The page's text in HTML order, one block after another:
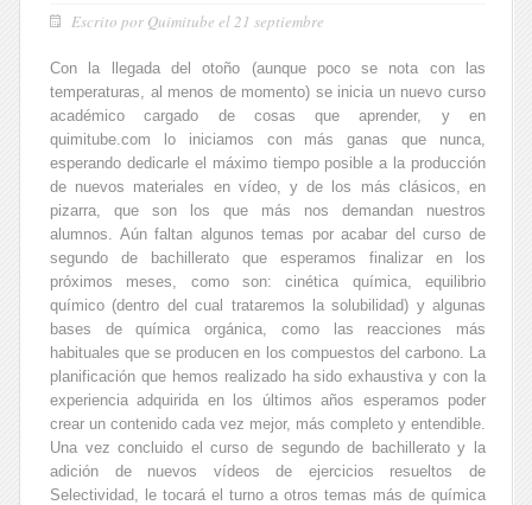
Escrito por Quimitube el 21 septiembre
Con la llegada del otoño (aunque poco se nota con las
temperaturas, al menos de momento) se inicia un nuevo curso
académico cargado de cosas que aprender, y en
quimitube.com lo iniciamos con más ganas que nunca,
esperando dedicarle el máximo tiempo posible a la producción
de nuevos materiales en vídeo, y de los más clásicos, en
pizarra, que son los que más nos demandan nuestros
alumnos. Aún faltan algunos temas por acabar del curso de
segundo de bachillerato que esperamos finalizar en los
próximos meses, como son: cinética química, equilibrio
químico (dentro del cual trataremos la solubilidad) y algunas
bases de química orgánica, como las reacciones más
habituales que se producen en los compuestos del carbono. La
planificación que hemos realizado ha sido exhaustiva y con la
experiencia adquirida en los últimos años esperamos poder
crear un contenido cada vez mejor, más completo y entendible.
Una vez concluido el curso de segundo de bachillerato y la
adición de nuevos vídeos de ejercicios resueltos de
Selectividad, le tocará el turno a otros temas más de química